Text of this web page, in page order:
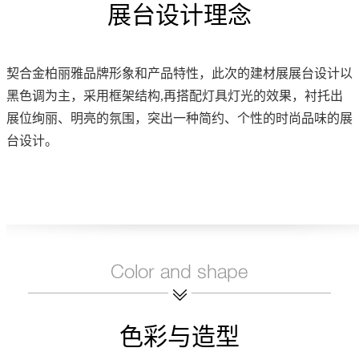
展台设计理念
契合金柏丽雅品牌形象和产品特性，此次的建材展展台设计以
黑色调为主，采用框架结构,再搭配灯具灯光的效果，衬托出
展位绚丽、明亮的氛围，突出一种简约、个性的时尚品味的展
台设计。
色彩与造型